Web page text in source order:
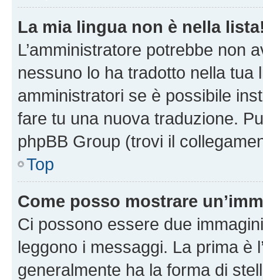
La mia lingua non è nella
L’amministratore potrebbe non
nessuno lo ha tradotto nella tua
amministratori se è possibile
fare tu una nuova traduzione.
phpBB Group (trovi il
Top
Come posso mostrare
Ci possono essere due
leggono i messaggi. La prima è
generalmente ha la forma di